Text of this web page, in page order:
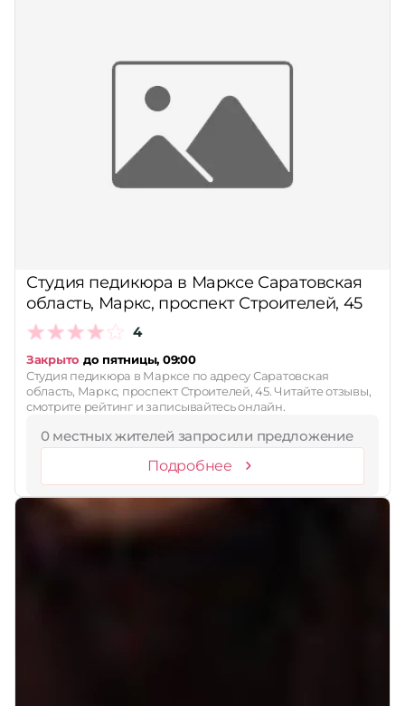
Студия педикюра в Марксе Саратовская
область, Маркс, проспект Строителей, 45
4
Закрыто до пятницы, 09:00
Студия педикюра в Марксе по адресу Саратовская
область, Маркс, проспект Строителей, 45. Читайте отзывы,
смотрите рейтинг и записывайтесь онлайн.
0 местных жителей запросили предложение
Подробнее